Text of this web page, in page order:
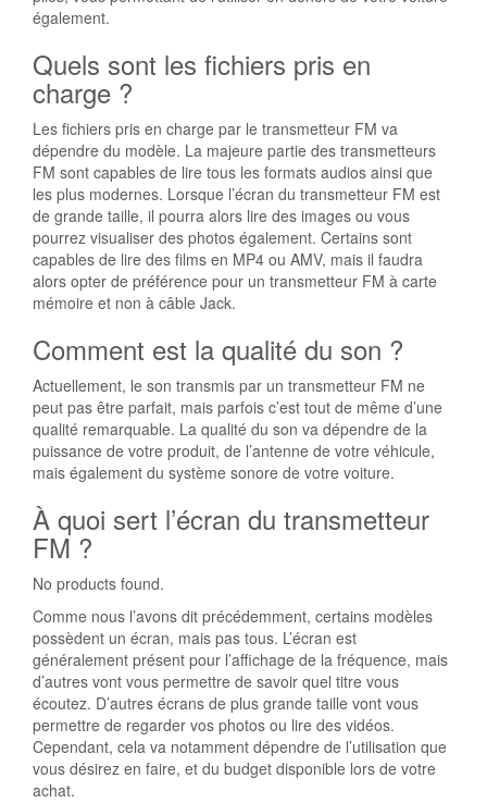
également.
Quels sont les fichiers pris en
charge ?
Les fichiers pris en charge par le transmetteur FM va
dépendre du modèle. La majeure partie des transmetteurs
FM sont capables de lire tous les formats audios ainsi que
les plus modernes. Lorsque l’écran du transmetteur FM est
de grande taille, il pourra alors lire des images ou vous
pourrez visualiser des photos également. Certains sont
capables de lire des films en MP4 ou AMV, mais il faudra
alors opter de préférence pour un transmetteur FM à carte
mémoire et non à câble Jack.
Comment est la qualité du son ?
Actuellement, le son transmis par un transmetteur FM ne
peut pas être parfait, mais parfois c’est tout de même d’une
qualité remarquable. La qualité du son va dépendre de la
puissance de votre produit, de l’antenne de votre véhicule,
mais également du système sonore de votre voiture.
À quoi sert l’écran du transmetteur
FM ?
No products found.
Comme nous l’avons dit précédemment, certains modèles
possèdent un écran, mais pas tous. L’écran est
généralement présent pour l’affichage de la fréquence, mais
d’autres vont vous permettre de savoir quel titre vous
écoutez. D’autres écrans de plus grande taille vont vous
permettre de regarder vos photos ou lire des vidéos.
Cependant, cela va notamment dépendre de l’utilisation que
vous désirez en faire, et du budget disponible lors de votre
achat.